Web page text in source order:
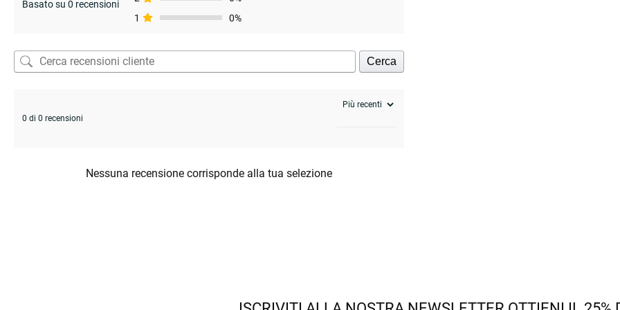
Basato su 0 recensioni
1
0%
Cerca
0 di 0 recensioni
Nessuna recensione corrisponde alla tua selezione